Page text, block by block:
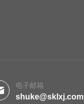
电子邮箱
shuke@sklxj.com